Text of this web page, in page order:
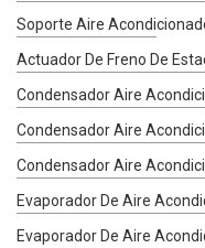
Soporte Aire
Actuador De Freno De
Condensador Aire
Condensador Aire
Condensador Aire
Evaporador De Aire
Evaporador De Aire